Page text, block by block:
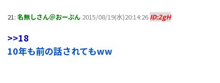
21: 名無しさん＠おーぷん 2015/08/19(水)20:14:26 ID:2gH
>>18
10年も前の話されてもww